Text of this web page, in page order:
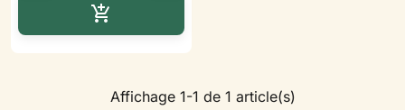

Affichage 1-1 de 1 article(s)